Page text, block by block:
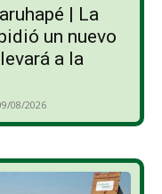
| La
un nuevo
a la
08/2026